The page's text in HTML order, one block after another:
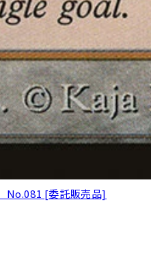
No.081 [委託販売品]